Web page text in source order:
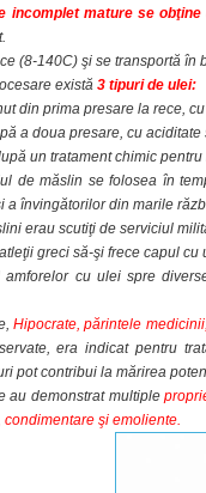
incomplet mature se
(8-140C) şi se transportă în
există 3 tipuri de ulei:
din prima presare la rece,
a doua presare, cu aciditate
un tratament chimic
de măslin se folosea în
a învingătorilor din marile
erau scutiţi de serviciul
greci să-şi frece capul
amforelor cu ulei spre
Hipocrate, părintele
era indicat pentru
pot contribui la mărirea
au demonstrat multiple
condimentare şi emoliente.